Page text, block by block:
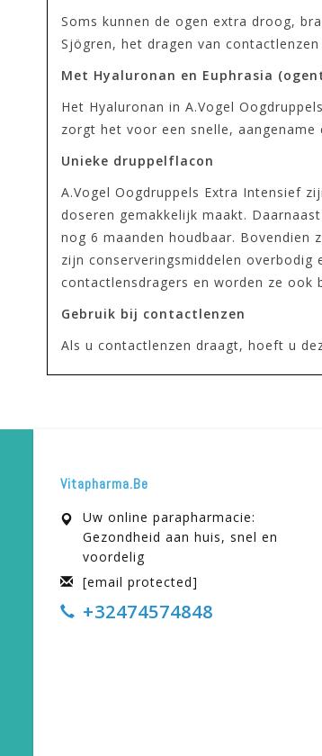
Soms kunnen de ogen extra droog,
Sjögren, het dragen van
Met Hyaluronan en Euphrasia
Het Hyaluronan in A.Vogel
zorgt het voor een snelle,
Unieke druppelflacon
A.Vogel Oogdruppels Extra Intensief
doseren gemakkelijk maakt.
nog 6 maanden houdbaar.
zijn conserveringsmiddelen
contactlensdragers en worden ze ook
Gebruik bij contactlenzen
Als u contactlenzen draagt, hoeft u
Vitapharma.be
Uw online parapharmacie:
Gezondheid aan huis, snel en
voordelig
[email protected]
+32474574848